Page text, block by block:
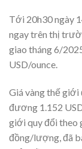
Tới 20h30 ngày
ngay trên thị
giao tháng 6/
USD/ounce.
Giá vàng thế
đương 1.152
giới quy đổi theo
đồng/lượng, đã